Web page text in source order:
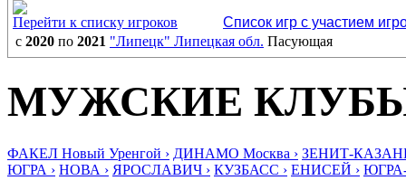
Перейти к списку игроков
Список игр с участием
с 2020 по 2021 "Липецк" Липецкая обл. Пасующая
МУЖСКИЕ
ФАКЕЛ Новый Уренгой › ДИНАМО Москва › ЗЕНИТ-
ЮГРА › НОВА › ЯРОСЛАВИЧ › КУЗБАСС › ЕНИСЕЙ ›